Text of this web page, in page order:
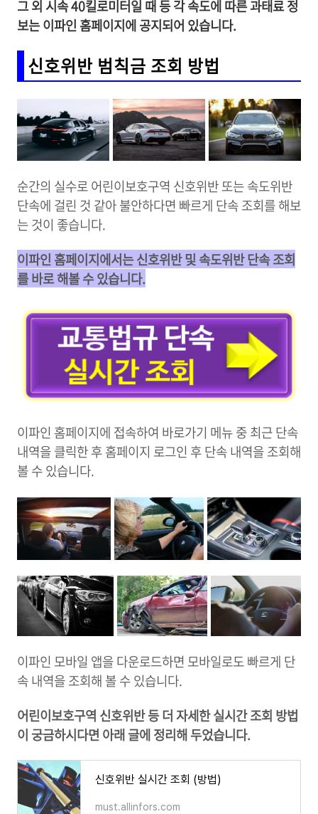
그 외 시속 40킬로미터일 때 등 각 속도에 따른 과태료 정
보는 이파인 홈페이지에 공지되어 있습니다.
신호위반 범칙금 조회 방법
순간의 실수로 어린이보호구역 신호위반 또는 속도위반
단속에 걸린 것 같아 불안하다면 빠르게 단속 조회를 해보
는 것이 좋습니다.
이파인 홈페이지에서는 신호위반 및 속도위반 단속 조회
를 바로 해볼 수 있습니다.
이파인 홈페이지에 접속하여 바로가기 메뉴 중 최근 단속
내역을 클릭한 후 홈페이지 로그인 후 단속 내역을 조회해
볼 수 있습니다.
이파인 모바일 앱을 다운로드하면 모바일로도 빠르게 단
속 내역을 조회해 볼 수 있습니다.
어린이보호구역 신호위반 등 더 자세한 실시간 조회 방법
이 궁금하시다면 아래 글에 정리해 두었습니다.
신호위반 실시간 조회 (방법)
must.allinfors.com